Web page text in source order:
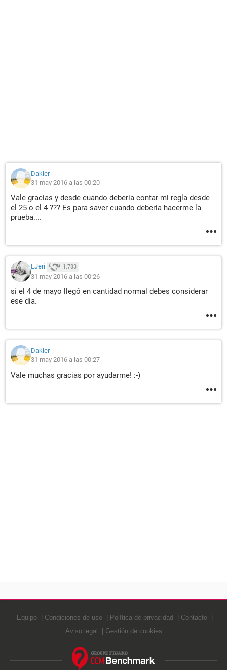
Dakier
31 may 2016 a las 00:20
Vale gracias y desde cuando deberia contar mi regla desde
el 25 o el 4 ??? Es para saver cuando deberia hacerme la
prueba....
LJeri 1.783
31 may 2016 a las 00:26
si el 4 de mayo llegó en cantidad normal debes considerar
ese día.
Dakier
31 may 2016 a las 00:27
Vale muchas gracias por ayudarme! :-)
Equipo Condiciones de uso Política de privacidad
Contacto
Aviso legal
Gestión de cookies